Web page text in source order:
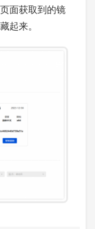
面获取到的镜
起来。